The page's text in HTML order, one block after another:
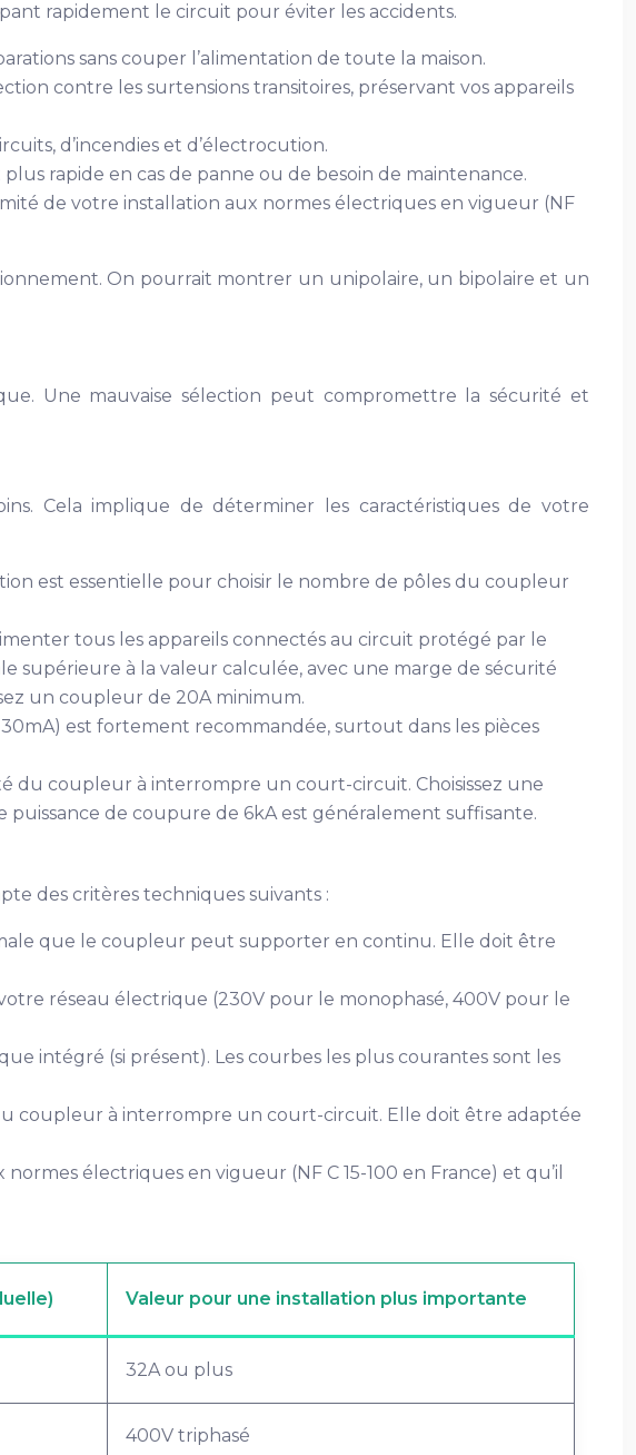
rapidement le circuit pour éviter les accidents.
sans couper l’alimentation de toute la maison.
contre les surtensions transitoires, préservant vos appareils
d’incendies et d’électrocution.
rapide en cas de panne ou de besoin de maintenance.
de votre installation aux normes électriques en vigueur (NF
On pourrait montrer un unipolaire, un bipolaire et un
Une mauvaise sélection peut compromettre la sécurité et
Cela implique de déterminer les caractéristiques de votre
est essentielle pour choisir le nombre de pôles du coupleur
tous les appareils connectés au circuit protégé par le
supérieure à la valeur calculée, avec une marge de sécurité
un coupleur de 20A minimum.
est fortement recommandée, surtout dans les pièces
du coupleur à interrompre un court-circuit. Choisissez une
de coupure de 6kA est généralement suffisante.
des critères techniques suivants :
que le coupleur peut supporter en continu. Elle doit être
réseau électrique (230V pour le monophasé, 400V pour le
intégré (si présent). Les courbes les plus courantes sont les
coupleur à interrompre un court-circuit. Elle doit être adaptée
électriques en vigueur (NF C 15-100 en France) et qu’il
Valeur pour une installation plus importante
32A ou plus
400V triphasé